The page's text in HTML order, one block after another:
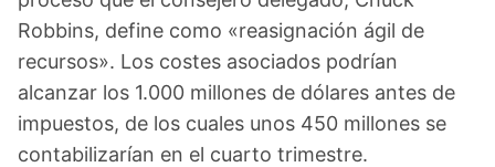
Robbins, define como «reasignación ágil de
recursos». Los costes asociados podrían
alcanzar los 1.000 millones de dólares antes de
impuestos, de los cuales unos 450 millones se
contabilizarían en el cuarto trimestre.